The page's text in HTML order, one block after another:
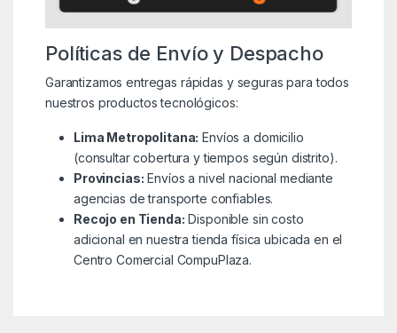
Políticas de Envío y Despacho
Garantizamos entregas rápidas y seguras para todos
nuestros productos tecnológicos:
Lima Metropolitana: Envíos a domicilio
(consultar cobertura y tiempos según distrito).
Provincias: Envíos a nivel nacional mediante
agencias de transporte confiables.
Recojo en Tienda: Disponible sin costo
adicional en nuestra tienda física ubicada en el
Centro Comercial CompuPlaza.